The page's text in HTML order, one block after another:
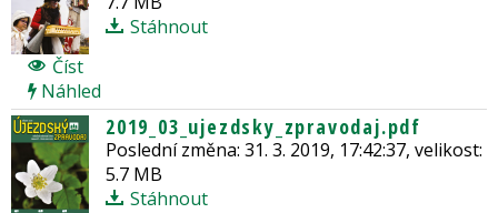
Stáhnout
Číst
Náhled
2019_03_ujezdsky_zpravodaj.pdf
Poslední změna: 31. 3. 2019, 17:42:37, velikost:
5.7 MB
Stáhnout